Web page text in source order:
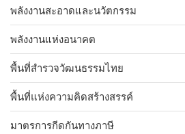
พลังงานสะอาดและนวัตกรรม
พลังงานแห่งอนาคต
พื้นที่สำรวจวัฒนธรรมไทย
พื้นที่แห่งความคิดสร้างสรรค์
มาตรการกีดกันทางภาษี